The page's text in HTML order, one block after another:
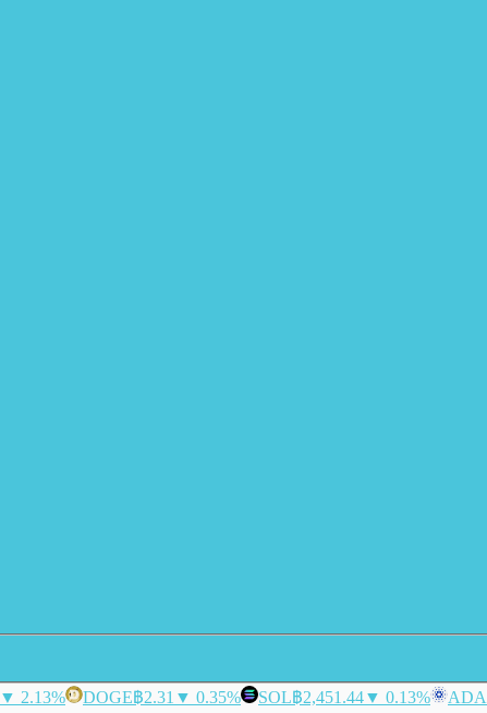
▼ 2.13% DOGE฿2.31 ▼ 0.35% SOL฿2,451.44▼ 0.13% ADA